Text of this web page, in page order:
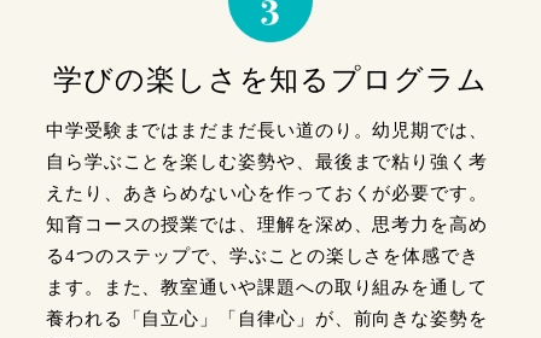
学びの楽しさを知る プログラム
中学受験まではまだまだ長い道のり。幼児期では、
自ら学ぶことを楽しむ姿勢や、最後まで粘り強く考
えたり、あきらめない心を作っておくが必要です。
知育コースの授業では、理解を深め、思考力を高め
る4つのステップで、学ぶことの楽しさを体感でき
ます。また、教室通いや課題への取り組みを通して
養われる「自立心」「自律心」が、前向きな姿勢を